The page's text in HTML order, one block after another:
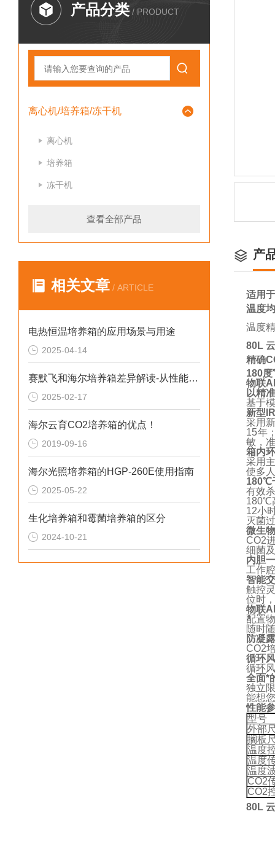
产品分类 / PRODUCT
离心机/培养箱/冻干机
离心机
培养箱
冻干机
查看全部产品
相关文章 / ARTICLE
电热恒温培养箱的应用场景与用途
2025-04-14
赛默飞和海尔培养箱差异解读-从性能到售后
2025-02-17
海尔云育CO2培养箱的优点！
2019-09-16
海尔光照培养箱的HGP-260E使用指南
2025-05-22
生化培养箱和霉菌培养箱的区分
2024-10-21
产
适用
温度
温度
80L
精确
180度
物联
以精
基于
新型 IR
采用
15年
敏，
箱内
采用
使多
180℃
有效
180℃
12小
灭菌
微生
CO2
细菌
内胆
工作
智能
触控
位时
物联
配置
随时
防凝
CO2
循环
循环
全面*
独立
能想
性能
型号
外部
搁板
温度
温度
温度
CO2
CO2
80L